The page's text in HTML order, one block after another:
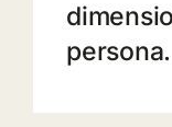
persona.